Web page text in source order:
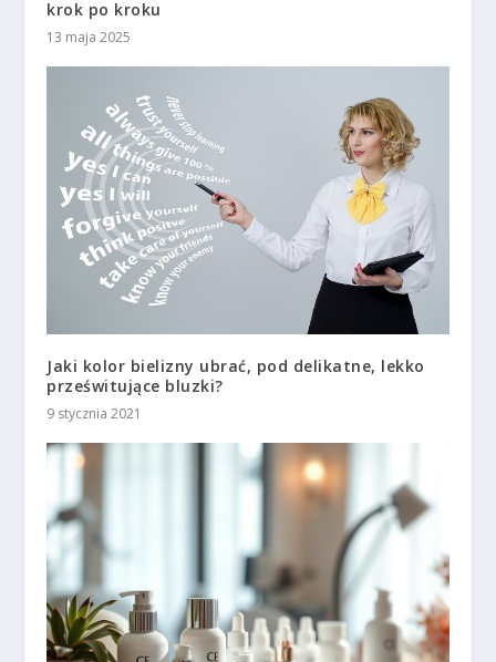
krok po kroku
13 maja 2025
Jaki kolor bielizny ubrać, pod delikatne, lekko
prześwitujące bluzki?
9 stycznia 2021